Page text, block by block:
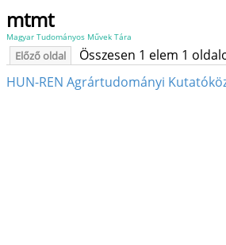
mtmt
Magyar Tudományos Művek Tára
Előző oldal
Összesen 1 elem 1
HUN-REN Agrártudományi